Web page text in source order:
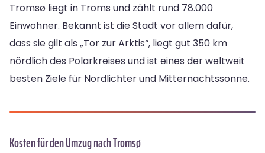
Tromsø liegt in Troms und zählt rund 78.000
Einwohner. Bekannt ist die Stadt vor allem dafür,
dass sie gilt als „Tor zur Arktis“, liegt gut 350 km
nördlich des Polarkreises und ist eines der weltweit
besten Ziele für Nordlichter und Mitternachtssonne.
Kosten für den Umzug nach Tromsø